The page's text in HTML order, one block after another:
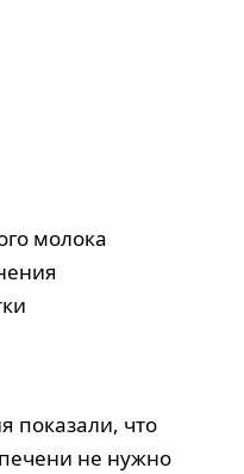
молока
показали, что
не нужно